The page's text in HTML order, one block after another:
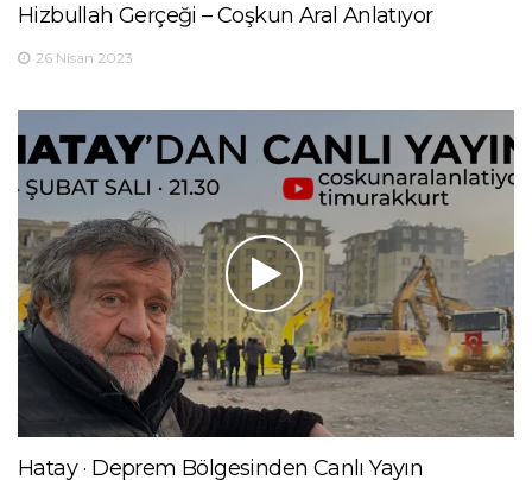
Hizbullah Gerçeği – Coşkun Aral Anlatıyor
26 Nisan 2023
Hatay · Deprem Bölgesinden Canlı Yayın